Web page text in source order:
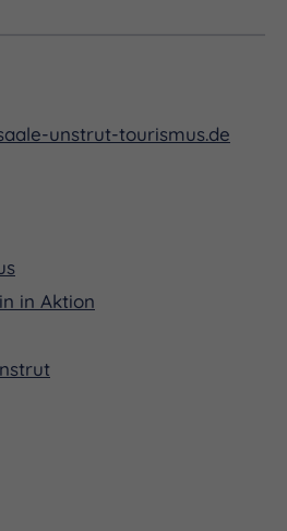
unstrut-tourismus.de
in Aktion